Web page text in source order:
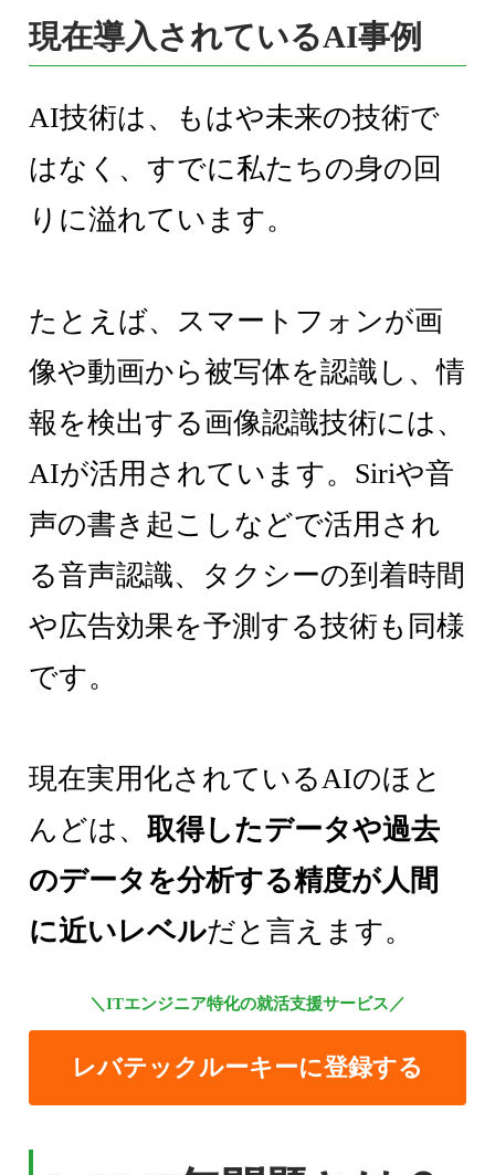
現在導入されているAI事例
AI技術は、もはや未来の技術で
はなく、すでに私たちの身の回
りに溢れています。
たとえば、スマートフォンが画
像や動画から被写体を認識し、情
報を検出する画像認識技術には、
AIが活用されています。Siriや音
声の書き起こしなどで活用され
る音声認識、タクシーの到着時間
や広告効果を予測する技術も同様
です。
現在実用化されているAIのほと
んどは、取得したデータや過去
のデータを分析する精度が人間
に近いレベルだと言えます。
＼ITエンジニア特化の就活支援サービス／
レバテックルーキーに登録する